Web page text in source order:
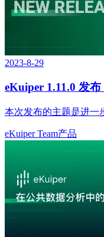
2023-8-29
eKuiper 1.11.0 发
本次发布的主题是进一
eKuiper Team产品